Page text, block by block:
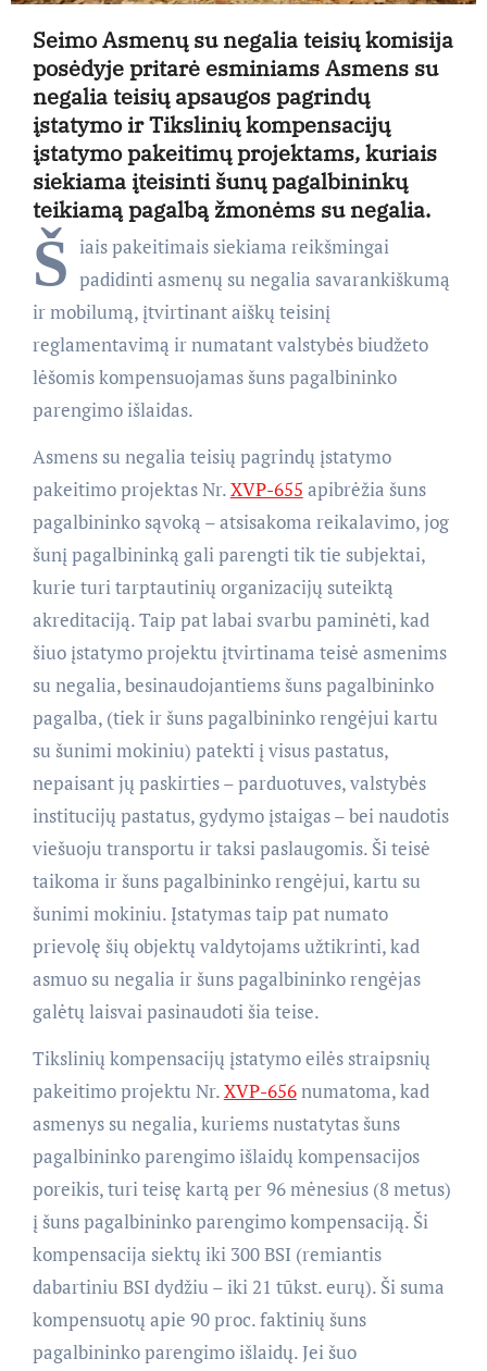
Seimo Asmenų su negalia teisių komisija
posėdyje pritarė esminiams Asmens su
negalia teisių apsaugos pagrindų
įstatymo ir Tikslinių kompensacijų
įstatymo pakeitimų projektams, kuriais
siekiama įteisinti šunų pagalbininkų
teikiamą pagalbą žmonėms su negalia.
Š iais pakeitimais siekiama reikšmingai
padidinti asmenų su negalia savarankiškumą
ir mobilumą, įtvirtinant aiškų teisinį
reglamentavimą ir numatant valstybės biudžeto
lėšomis kompensuojamas šuns pagalbininko
parengimo išlaidas.
Asmens su negalia teisių pagrindų įstatymo
pakeitimo projektas Nr.XVP-655 apibrėžia šuns
pagalbininko sąvoką – atsisakoma reikalavimo, jog
šunį pagalbininką gali parengti tik tie subjektai,
kurie turi tarptautinių organizacijų suteiktą
akreditaciją. Taip pat labai svarbu paminėti, kad
šiuo įstatymo projektu įtvirtinama teisė asmenims
su negalia, besinaudojantiems šuns pagalbininko
pagalba, (tiek ir šuns pagalbininko rengėjui kartu
su šunimi mokiniu) patekti į visus pastatus,
nepaisant jų paskirties – parduotuves, valstybės
institucijų pastatus, gydymo įstaigas – bei naudotis
viešuoju transportu ir taksi paslaugomis. Ši teisė
taikoma ir šuns pagalbininko rengėjui, kartu su
šunimi mokiniu. Įstatymas taip pat numato
prievolę šių objektų valdytojams užtikrinti, kad
asmuo su negalia ir šuns pagalbininko rengėjas
galėtų laisvai pasinaudoti šia teise.
Tikslinių kompensacijų įstatymo eilės straipsnių
pakeitimo projektu Nr.XVP-656numatoma, kad
asmenys su negalia, kuriems nustatytas šuns
pagalbininko parengimo išlaidų kompensacijos
poreikis, turi teisę kartą per 96 mėnesius (8 metus)
į šuns pagalbininko parengimo kompensaciją. Ši
kompensacija siektų iki 300 BSI (remiantis
dabartiniu BSI dydžiu – iki 21 tūkst. eurų). Ši suma
kompensuotų apie 90 proc. faktinių šuns
pagalbininko parengimo išlaidų. Jei šuo